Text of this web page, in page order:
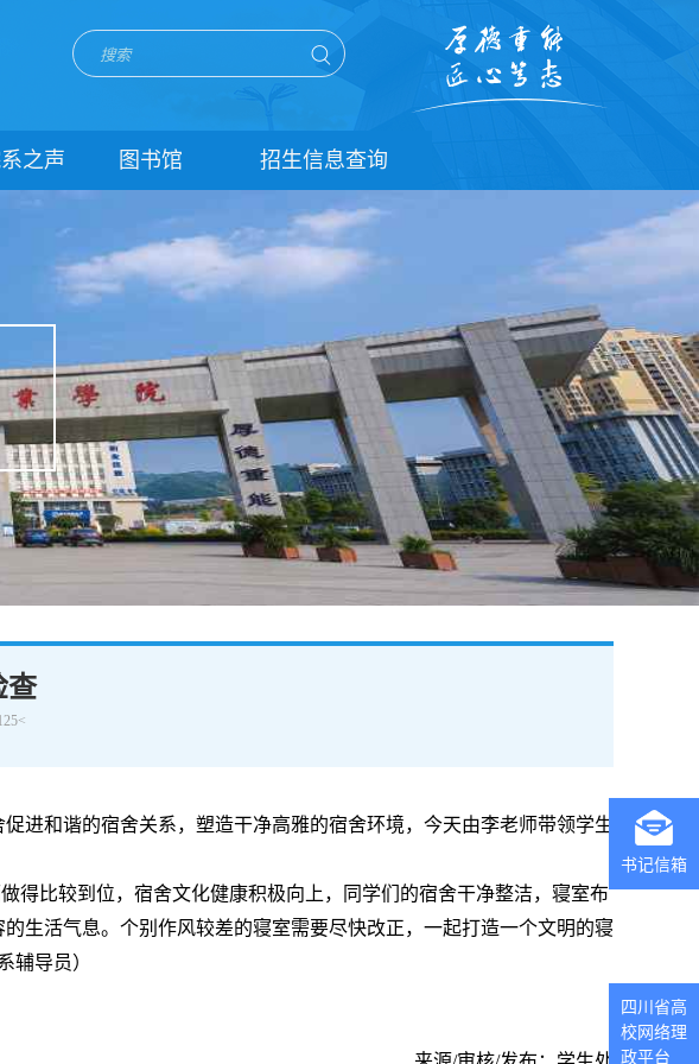
之声 图书馆 招生信息查询
单招信息查询
扩招信息查询
五年贯通培养信息查询
查
进和谐的宿舍关系，塑造⼲净⾼雅的宿舍环境，今天由李⽼师带领学⽣
得⽐较到位，宿舍⽂化健康积极向上，同学们的宿舍⼲净整洁，寝室布
⽣活⽓息。个别作⻛较差的寝室需要尽快改正，⼀起打造⼀个⽂明的寝
辅导员）
书记信箱
四川省高
校网络理
政平台